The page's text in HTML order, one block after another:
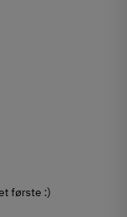
første :)